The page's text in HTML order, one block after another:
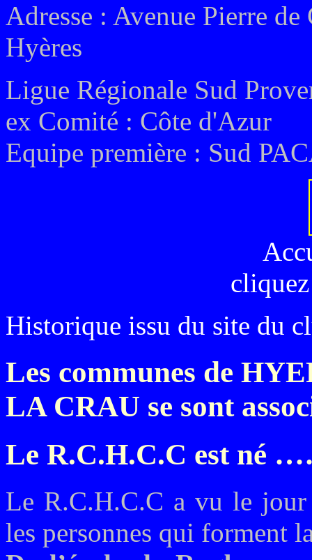
Adresse : Avenue Pierre
Hyères
Ligue Régionale Sud
ex Comité : Côte d'Azur
Equipe première : Sud
Historique issu du site du
Les communes de
LA CRAU se sont
Le R.C.H.C.C est
Le R.C.H.C.C a vu le
les personnes qui forment